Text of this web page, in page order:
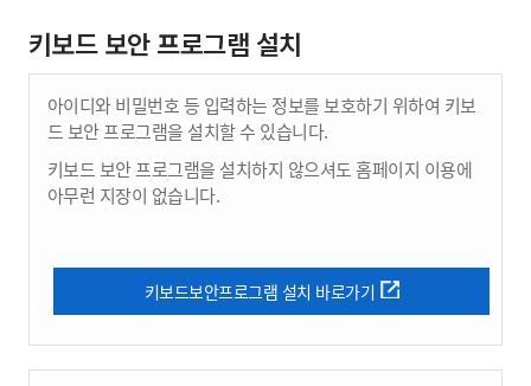
키보드 보안 프로그램 설치
아이디와 비밀번호 등 입력하는 정보를 보호하기 위하여 키보
드 보안 프로그램을 설치할 수 있습니다.
키보드 보안 프로그램을 설치하지 않으셔도 홈페이지 이용에
아무런 지장이 없습니다.
키보드보안프로그램 설치 바로가기